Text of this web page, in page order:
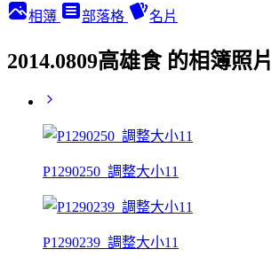
相簿 部落格 名片
2014.0809高雄食 的相簿照片
P1290250_調整大小11
P1290239_調整大小11